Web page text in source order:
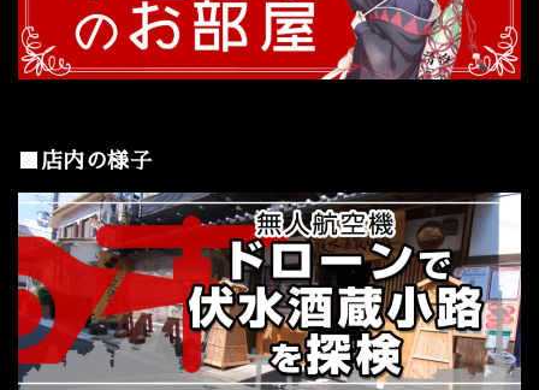
■店内の様子